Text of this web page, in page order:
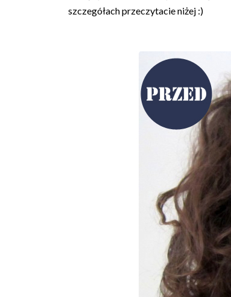
szczegółach przeczytacie niżej :)